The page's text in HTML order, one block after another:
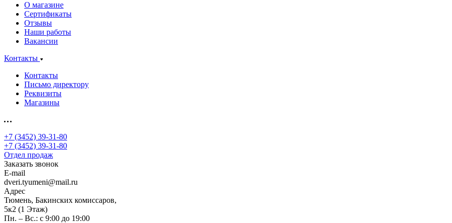
О магазине
Сертификаты
Отзывы
Наши работы
Вакансии
Контакты
Контакты
Письмо директору
Реквизиты
Магазины
+7 (3452) 39-31-80
+7 (3452) 39-31-80
Отдел продаж
Заказать звонок
E-mail
dveri.tyumeni@mail.ru
Адрес
Тюмень, Бакинских комиссаров,
5к2 (1 Этаж)
Пн. – Вс.: с 9:00 до 19:00